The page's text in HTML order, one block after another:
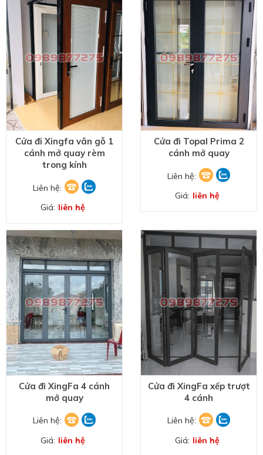
Cửa đi Xingfa vân gỗ 1
cánh mở quay rèm
trong kính
Liên hệ:
Giá: liên hệ
Cửa đi Topal Prima 2
cánh mở quay
Liên hệ:
Giá: liên hệ
Cửa đi XingFa 4 cánh
mở quay
Liên hệ:
Giá: liên hệ
Cửa đi XingFa xếp trượt
4 cánh
Liên hệ:
Giá: liên hệ